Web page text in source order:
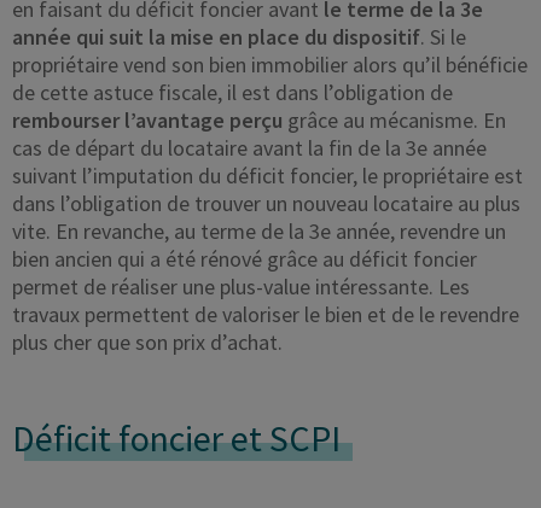
en faisant du déficit foncier avant le terme de la 3e
année qui suit la mise en place du dispositif. Si le
propriétaire vend son bien immobilier alors qu’il bénéficie
de cette astuce fiscale, il est dans l’obligation de
rembourser l’avantage perçu grâce au mécanisme. En
cas de départ du locataire avant la fin de la 3e année
suivant l’imputation du déficit foncier, le propriétaire est
dans l’obligation de trouver un nouveau locataire au plus
vite. En revanche, au terme de la 3e année, revendre un
bien ancien qui a été rénové grâce au déficit foncier
permet de réaliser une plus-value intéressante. Les
travaux permettent de valoriser le bien et de le revendre
plus cher que son prix d’achat.
Déficit foncier et SCPI